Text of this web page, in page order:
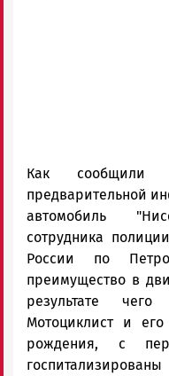
Как
предварительной
автомобиль
сотрудника
России по
преимущество в
результате чего
Мотоциклист и
рождения, с